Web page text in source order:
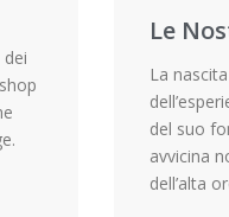
Le
La
del suo
avvicina
dell’alta